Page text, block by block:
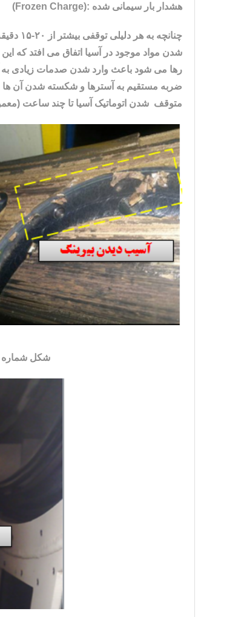
هشدار بار سیمانی شده :(Frozen Charge)
شدن مواد موجود در آسیا اتفاق می افتد که این
رها می شود باعث وارد شدن صدمات زیادی به
متوقف شدن اتوماتیک آسیا تا چند ساعت (معمولا ۵ ساعت) می
شکل شماره ۱-آسیب دیدن بیرینگ ناشی از بار سیمانی شده